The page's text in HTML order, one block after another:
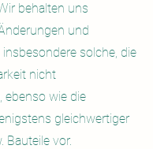
behalten uns
und
solche, die
nicht
ebenso wie die
gleichwertiger
Bauteile vor.